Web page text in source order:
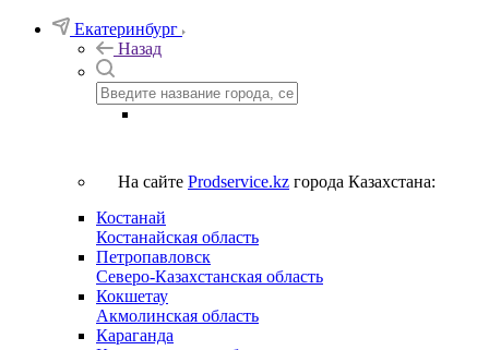
Екатеринбург
Назад
На сайте Prodservice.kz города Казахстана:
Костанай
Костанайская область
Петропавловск
Северо-Казахстанская область
Кокшетау
Акмолинская область
Караганда